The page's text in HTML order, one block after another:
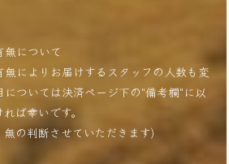
について
無によりお届けするスタッフの人数も変
ついては決済ページ下の"備考欄"に以
ば幸いです。
の判断させていただきます)